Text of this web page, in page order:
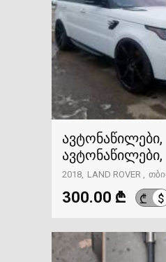
ავტონაწილები,
ავტონაწილები,
ROVER
2018 LAND ROVER
300.00 ₾ ₾ $